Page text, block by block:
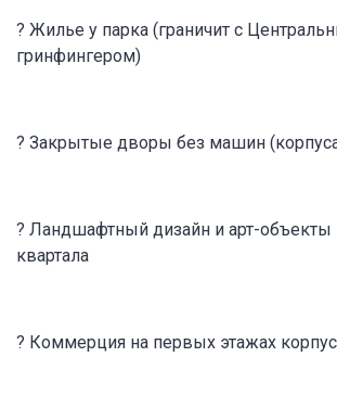
? Жилье у парка (граничит с
гринфингером)
? Закрытые дворы без машин
? Ландшафтный дизайн и арт-объекты
квартала
? Коммерция на первых этажах